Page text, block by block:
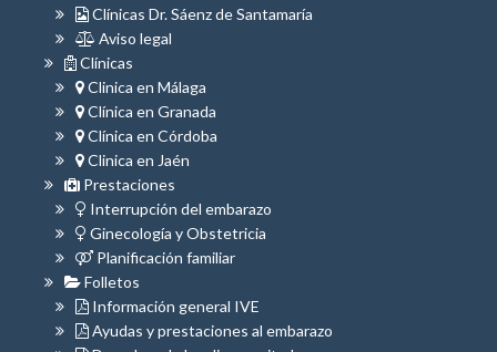
Clínicas Dr. Sáenz de Santamaría
Aviso legal
Clínicas
Clinica en Málaga
Clínica en Granada
Clínica en Córdoba
Clinica en Jaén
Prestaciones
Interrupción del embarazo
Ginecología y Obstetricia
Planificación familiar
Folletos
Información general IVE
Ayudas y prestaciones al embarazo